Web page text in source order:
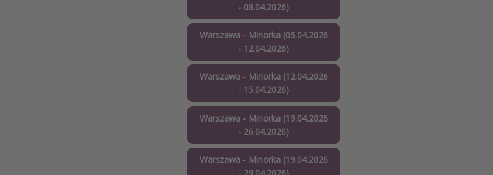
- 08.04.2026)
Warszawa - Minorka (05.04.2026
- 12.04.2026)
Warszawa - Minorka (12.04.2026
- 15.04.2026)
Warszawa - Minorka (19.04.2026
- 26.04.2026)
Warszawa - Minorka (19.04.2026